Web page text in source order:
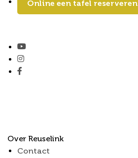
Online een tafel reserveren
Over Reuselink
Contact